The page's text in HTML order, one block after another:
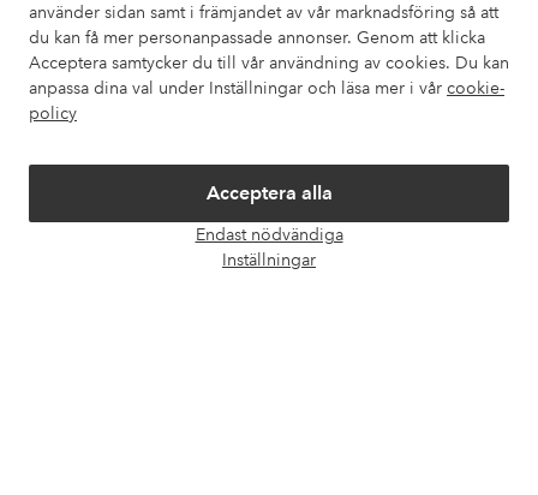
använder sidan samt i främjandet av vår marknadsföring så att
du kan få mer personanpassade annonser. Genom att klicka
Acceptera samtycker du till vår användning av cookies. Du kan
anpassa dina val under Inställningar och läsa mer i vår cookie-
policy
Acceptera alla
Endast nödvändiga
Inställningar
Våra tjänster
Villkor
Vänner